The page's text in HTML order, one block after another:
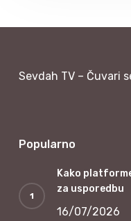
Sevdah TV – Čuvari
Popularno
Kako
za usporedbu
16/07/2026